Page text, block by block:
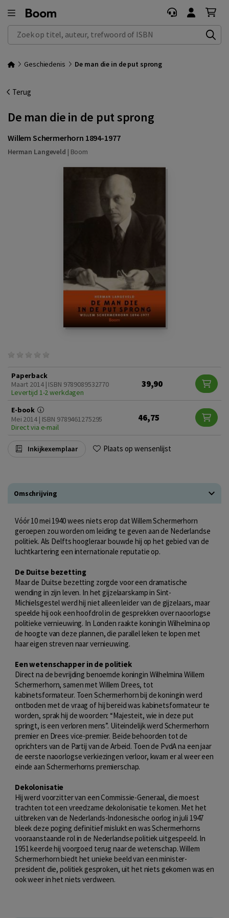
Zoek op titel, auteur, trefwoord of ISBN
Geschiedenis De man die in de put sprong
Terug
De man die in de put sprong
Willem Schermerhorn 1894-1977
Herman Langeveld | Boom
Paperback
Maart 2014 | ISBN 9789089532770
Levertijd 1-2 werkdagen
39,90
E-book
Mei 2014 | ISBN 9789461275295
Direct via e-mail
46,75
Inkijkexemplaar Plaats op wensenlijst
Omschrijving
Vóór 10 mei 1940 wees niets erop dat Willem Schermerhorn
geroepen zou worden om leiding te geven aan de Nederlandse
politiek. Als Delfts hoogleraar bouwde hij op het gebied van de
luchtkartering een internationale reputatie op.
De Duitse bezetting
Maar de Duitse bezetting zorgde voor een dramatische
wending in zijn leven. In het gijzelaarskamp in Sint-
Michielsgestel werd hij niet alleen leider van de gijzelaars, maar
speelde hij ook een hoofdrol in de gesprekken over naoorlogse
politieke vernieuwing. In Londen raakte koningin Wilhelmina op
de hoogte van deze plannen, die parallel leken te lopen met
haar eigen streven naar vernieuwing.
Een wetenschapper in de politiek
Direct na de bevrijding benoemde koningin Wilhelmina Willem
Schermerhorn, samen met Willem Drees, tot
kabinetsformateur. Toen Schermerhorn bij de koningin werd
ontboden met de vraag of hij bereid was kabinetsformateur te
worden, sprak hij de woorden: “Majesteit, wie in deze put
springt, is een verloren mens”. Uiteindelijk werd Schermerhorn
premier en Drees vice-premier. Beide behoorden tot de
oprichters van de Partij van de Arbeid. Toen de PvdA na een jaar
de eerste naoorlogse verkiezingen verloor, kwam er al weer een
einde aan Schermerhorns premierschap.
Dekolonisatie
Hij werd voorzitter van een Commissie-Generaal, die moest
trachten tot een vreedzame dekolonisatie te komen. Met het
uitbreken van de Nederlands-Indonesische oorlog in juli 1947
bleek deze poging definitief mislukt en was Schermerhorns
vooraanstaande rol in de Nederlandse politiek uitgespeeld. In
1951 keerde hij voorgoed terug naar de wetenschap. Willem
Schermerhorn biedt het unieke beeld van een minister-
president die, politiek gesproken, uit het niets gekomen was en
ook weer in het niets verdween.